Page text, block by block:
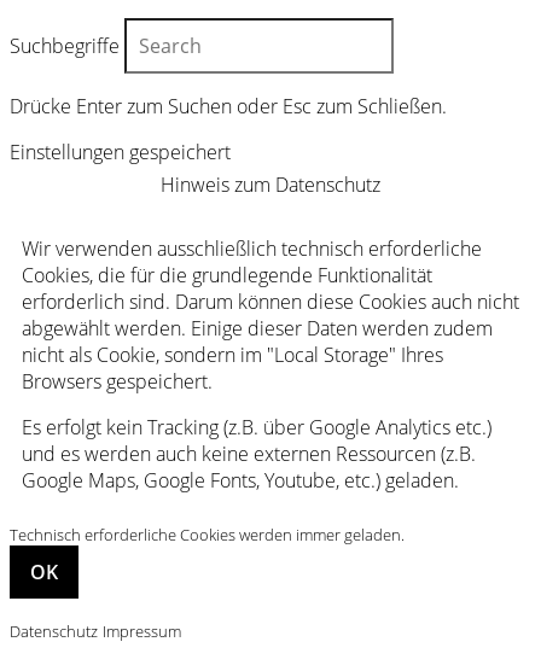
Suchbegriffe
Drücke Enter zum Suchen oder Esc zum Schließen.
Einstellungen gespeichert
Hinweis zum Datenschutz
Wir verwenden ausschließlich technisch erforderliche
Cookies, die für die grundlegende Funktionalität
erforderlich sind. Darum können diese Cookies auch nicht
abgewählt werden. Einige dieser Daten werden zudem
nicht als Cookie, sondern im "Local Storage" Ihres
Browsers gespeichert.
Es erfolgt kein Tracking (z.B. über Google Analytics etc.)
und es werden auch keine externen Ressourcen (z.B.
Google Maps, Google Fonts, Youtube, etc.) geladen.
Technisch erforderliche Cookies werden immer geladen.
Datenschutz Impressum